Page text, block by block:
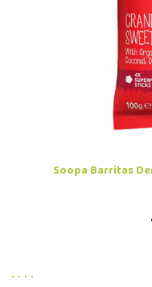
Soopa Barritas